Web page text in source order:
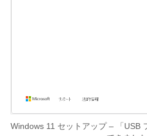
Windows 11 セットアップ – 「USB